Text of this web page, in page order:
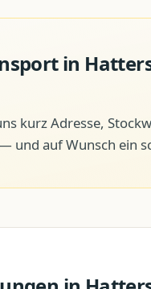
in
kurz Adresse,
und auf Wunsch ein